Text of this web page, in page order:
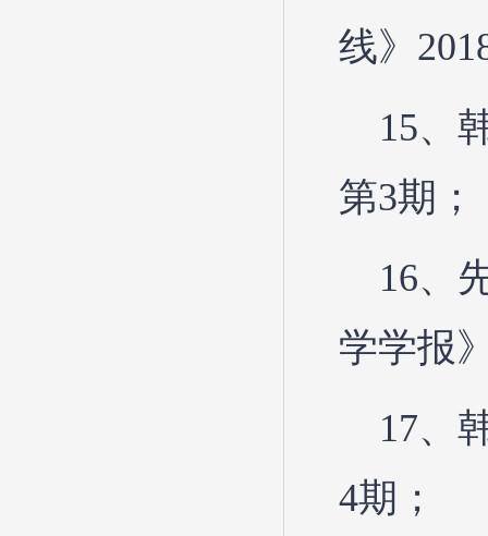
线》
15、
第3期；
16、
学学报
17、
4期；